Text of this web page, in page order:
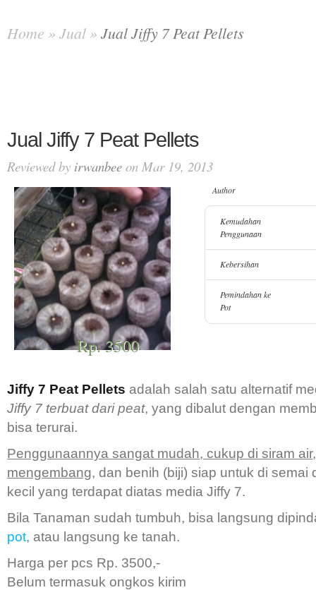
Home » Jual » Jual Jiffy 7 Peat Pellets
Jual Jiffy 7 Peat Pellets
Reviewed by irwanbee on Mar 19, 2013
Rp. 3500
Author
Kemudahan
Penggunaan
Kebersihan
Pemindahan ke
Pot
Jiffy 7 Peat Pellets adalah salah satu alternatif
Jiffy 7 terbuat dari peat, yang dibalut dengan
bisa terurai.
Penggunaannya sangat mudah, cukup di siram
mengembang, dan benih (biji) siap untuk di semai
kecil yang terdapat diatas media Jiffy 7.
Bila Tanaman sudah tumbuh, bisa langsung
pot, atau langsung ke tanah.
Harga per pcs Rp. 3500,-
Belum termasuk ongkos kirim